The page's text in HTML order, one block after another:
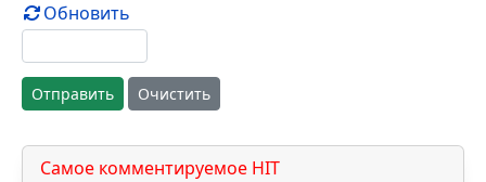
Обновить
Отправить Очистить
Самое комментируемое HIT